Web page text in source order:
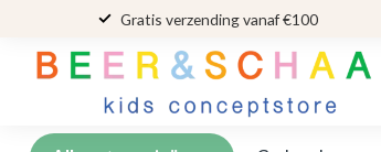
Gratis verzending vanaf €100